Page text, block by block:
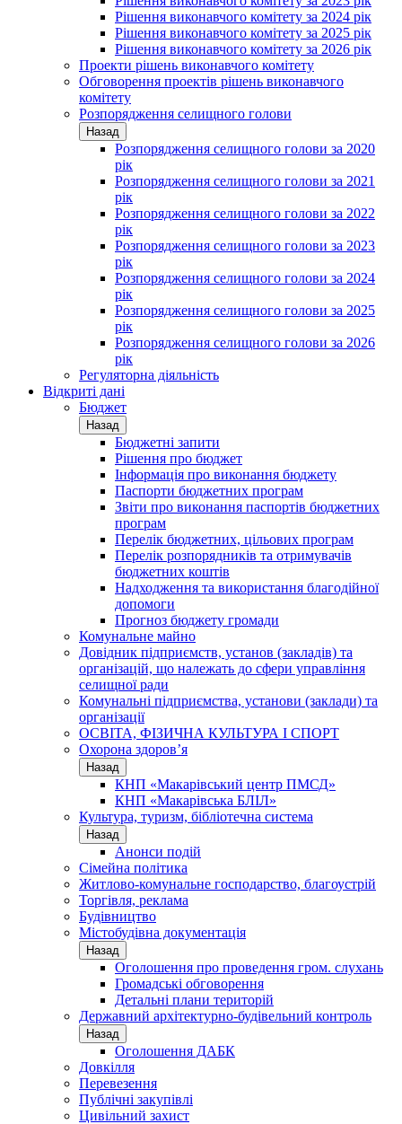
Рішення виконавчого комітету за 2024 рік
Рішення виконавчого комітету за 2025 рік
Рішення виконавчого комітету за 2026 рік
Проекти рішень виконавчого комітету
Обговорення проектів рішень виконавчого
комітету
Розпорядження селищного голови
Назад
Розпорядження селищного голови за 2020
рік
Розпорядження селищного голови за 2021
рік
Розпорядження селищного голови за 2022
рік
Розпорядження селищного голови за 2023
рік
Розпорядження селищного голови за 2024
рік
Розпорядження селищного голови за 2025
рік
Розпорядження селищного голови за 2026
рік
Регуляторна діяльність
Відкриті дані
Бюджет
Назад
Бюджетні запити
Рішення про бюджет
Інформація про виконання бюджету
Паспорти бюджетних програм
Звіти про виконання паспортів бюджетних
програм
Перелік бюджетних, цільових програм
Перелік розпорядників та отримувачів
бюджетних коштів
Надходження та використання благодійної
допомоги
Прогноз бюджету громади
Комунальне майно
Довідник підприємств, установ (закладів) та
організацій, що належать до сфери управління
селищної ради
Комунальні підприємства, установи (заклади) та
організації
ОСВІТА, ФІЗИЧНА КУЛЬТУРА І СПОРТ
Охорона здоров’я
Назад
КНП «Макарівський центр ПМСД»
КНП «Макарівська БЛІЛ»
Культура, туризм, бібліотечна система
Назад
Анонси подій
Сімейна політика
Житлово-комунальне господарство, благоустрій
Торгівля, реклама
Будівництво
Містобудівна документація
Назад
Оголошення про проведення гром. слухань
Громадські обговорення
Детальні плани територій
Державний архітектурно-будівельний контроль
Назад
Оголошення ДАБК
Довкілля
Перевезення
Публічні закупівлі
Цивільний захист